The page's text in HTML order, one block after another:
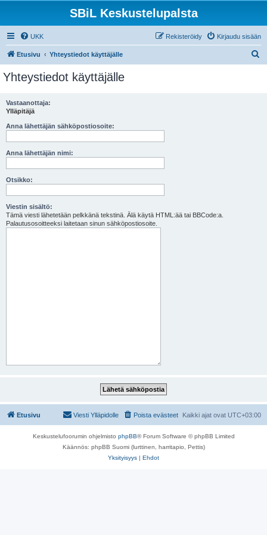
SBiL Keskustelupalsta
UKK Kirjaudu sisään
Rekisteröidy
Etusivu Yhteystiedot käyttäjälle
Yhteystiedot käyttäjälle
Vastaanottaja:
Ylläpitäjä
Anna lähettäjän sähköpostiosoite:
Anna lähettäjän nimi:
Otsikko:
Viestin sisältö:
Tämä viesti lähetetään pelkkänä tekstinä. Älä käytä HTML:ää tai BBCode:a.
Palautusosoitteeksi laitetaan sinun sähköpostiosoite.
Etusivu Kaikki ajat ovat UTC+03:00
Poista evästeet
Viesti Ylläpidolle
Keskustelufoorumin ohjelmisto phpBB® Forum Software © phpBB Limited
Käännös: phpBB Suomi (lurttinen, harritapio, Pettis)
Yksityisyys | Ehdot